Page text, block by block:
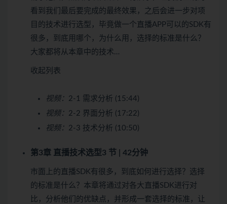
看到我们最后要完成的最终效果，之后会进一步对项
目的技术进行选型，毕竟做一个直播APP可以的SDK有
很多，到底用哪个，为什么用，选择的标准是什么？
大家都将从本章中的技术…
收起列表
视频： 2-1 需求分析 (15:44)
视频： 2-2 界面分析 (17:22)
视频： 2-3 技术分析 (10:50)
第3章 直播技术选型3 节 | 42分钟
市面上的直播SDK有很多，到底如何进行选择？选择
的标准是什么？本章将通过对各大直播SDK进行对
比，分析他们的优缺点，并形成一套选择的标准，让